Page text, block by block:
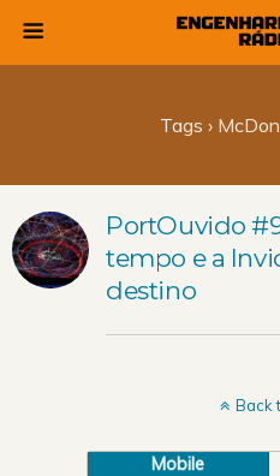
Tags ›
PortOuvido
tempo e a
destino
Back
Mobile